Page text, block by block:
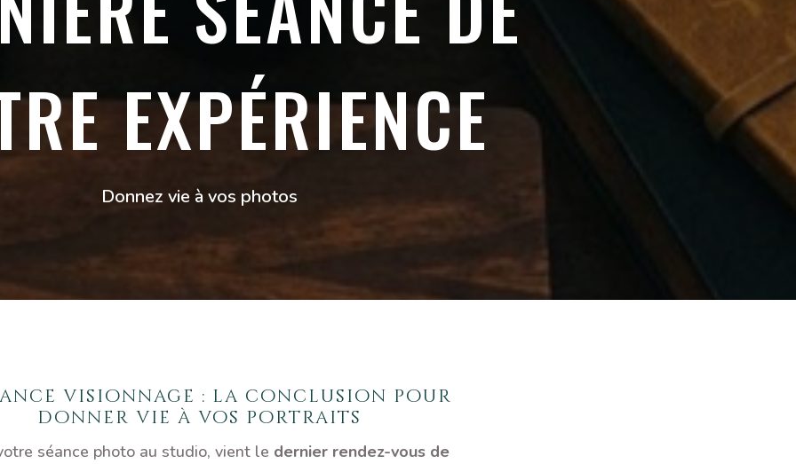
EXPÉRIENCE
Donnez vie à vos photos
visionnage : la conclusion pour
donner vie à vos portraits
séance photo au studio, vient le dernier rendez-vous de